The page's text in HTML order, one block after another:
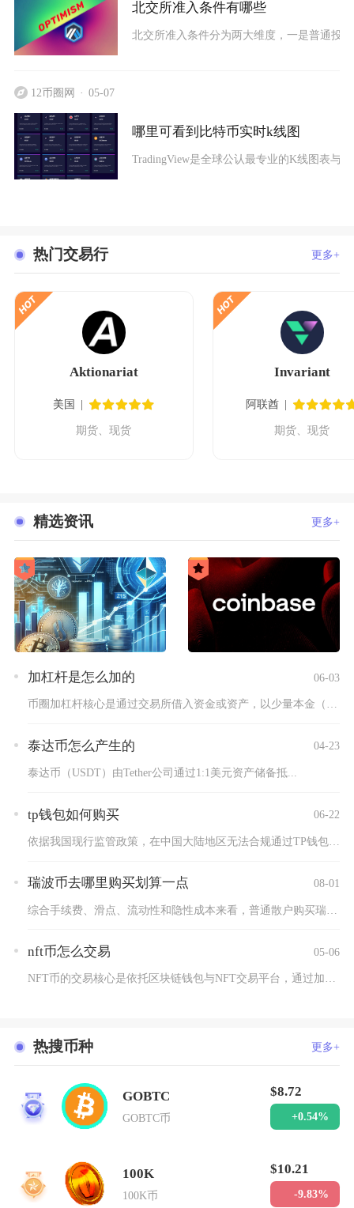
北交所准入条件有哪些
北交所准入条件分为两大维度，一是普通投
12币圈网 05-07
哪里可看到比特币实时k线图
TradingView是全球公认最专业的K线图表与
热门交易行 更多+
Aktionariat
美国
期货、现货
Invariant
阿联酋
期货、现货
精选资讯 更多+
加杠杆是怎么加的 06-03
币圈加杠杆核心是通过交易所借入资金或资产，以少量本金（保证金...
泰达币怎么产生的 04-23
泰达币（USDT）由Tether公司通过1:1美元资产储备抵...
tp钱包如何购买 06-22
依据我国现行监管政策，在中国大陆地区无法合规通过TP钱包使用...
瑞波币去哪里购买划算一点 08-01
nft币怎么交易 05-06
NFT币的交易核心是依托区块链钱包与NFT交易平台，通过加密...
热搜币种 更多+
1
GOBTC
GOBTC币
$8.72
+0.54%
2
100K
100K币
$10.21
-9.83%